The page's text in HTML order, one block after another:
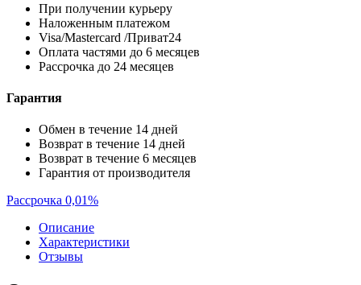
При получении курьеру
Наложенным платежом
Visa/Mastercard /Приват24
Оплата частями до 6 месяцев
Рассрочка до 24 месяцев
Гарантия
Обмен в течение 14 дней
Возврат в течение 14 дней
Возврат в течение 6 месяцев
Гарантия от производителя
Рассрочка 0,01%
Описание
Характеристики
Отзывы